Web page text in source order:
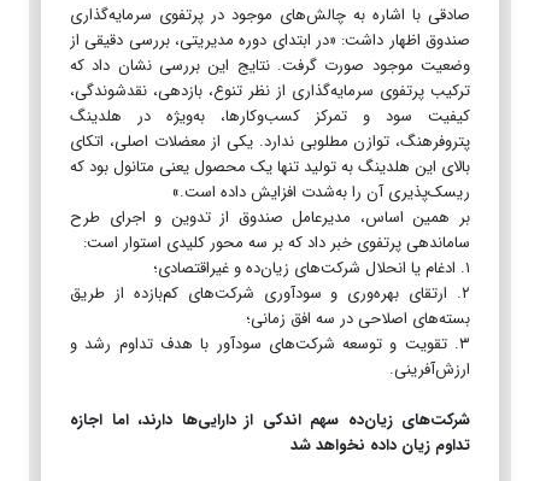
صادقی با اشاره به چالش‌های موجود در پرتفوی سرمایه‌گذاری
صندوق اظهار داشت: «در ابتدای دوره مدیریتی، بررسی دقیقی از
وضعیت موجود صورت گرفت. نتایج این بررسی نشان داد که
ترکیب پرتفوی سرمایه‌گذاری از نظر تنوع، بازدهی، نقدشوندگی،
کیفیت سود و تمرکز کسب‌وکارها، به‌ویژه در هلدینگ
پتروفرهنگ، توازن مطلوبی ندارد. یکی از معضلات اصلی، اتکای
بالای این هلدینگ به تولید تنها یک محصول یعنی متانول بود که
ریسک‌پذیری آن را به‌شدت افزایش داده است.»
بر همین اساس، مدیرعامل صندوق از تدوین و اجرای طرح
ساماندهی پرتفوی خبر داد که بر سه محور کلیدی استوار است:
۱. ادغام یا انحلال شرکت‌های زیان‌ده و غیراقتصادی؛
۲. ارتقای بهره‌وری و سودآوری شرکت‌های کم‌بازده از طریق
بسته‌های اصلاحی در سه افق زمانی؛
۳. تقویت و توسعه شرکت‌های سودآور با هدف تداوم رشد و
ارزش‌آفرینی.
شرکت‌های زیان‌ده سهم اندکی از دارایی‌ها دارند، اما اجازه
تداوم زیان داده نخواهد شد